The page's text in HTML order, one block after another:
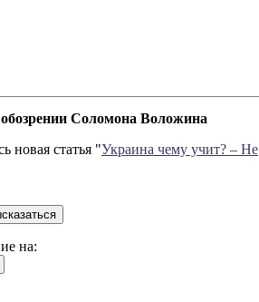
Соломона Воложина
новая статья "Украина чему учит? – Не
на: